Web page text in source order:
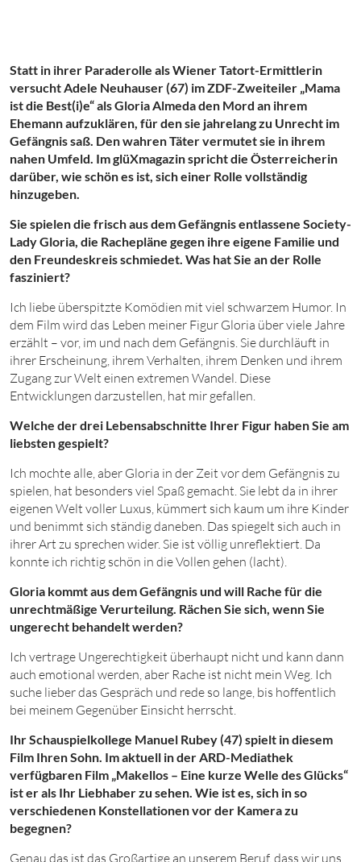
Statt in ihrer Paraderolle als WienerTatort-Ermittlerin
versucht Adele Neuhauser (67) im ZDF-Zweiteiler „Mama
ist die Best(i)e“ als Gloria Almeda den Mord an ihrem
Ehemann aufzuklären, für den sie jahrelang zu Unrecht im
Gefängnis saß. Den wahren Täter vermutet sie in ihrem
nahen Umfeld. ImglüXmagazinspricht die Österreicherin
darüber, wie schön es ist, sich einer Rolle vollständig
hinzugeben.
Sie spielen die frisch aus dem Gefängnis entlassene Society-
Lady Gloria, die Rachepläne gegen ihre eigene Familie und
den Freundeskreis schmiedet. Was hat Sie an der Rolle
fasziniert?
Ich liebe überspitzte Komödien mit viel schwarzem Humor. In
dem Film wird das Leben meiner Figur Gloria über viele Jahre
erzählt – vor, im und nach dem Gefängnis. Sie durchläuft in
ihrer Erscheinung, ihrem Verhalten, ihrem Denken und ihrem
Zugang zur Welt einen extremen Wandel. Diese
Entwicklungen darzustellen, hat mir gefallen.
Welche der drei Lebensabschnitte Ihrer Figur haben Sie am
liebsten gespielt?
Ich mochte alle, aber Gloria in der Zeit vor dem Gefängnis zu
spielen, hat besonders viel Spaß gemacht. Sie lebt da in ihrer
eigenen Welt voller Luxus, kümmert sich kaum um ihre Kinder
und benimmt sich ständig daneben. Das spiegelt sich auch in
ihrer Art zu sprechen wider. Sie ist völlig unreflektiert. Da
konnte ich richtig schön in die Vollen gehen (lacht)
Gloria kommt aus dem Gefängnis und will Rache für die
unrechtmäßige Verurteilung. Rächen Sie sich, wenn Sie
ungerecht behandelt werden?
Ich vertrage Ungerechtigkeit überhaupt nicht und kann dann
auch emotional werden, aber Rache ist nicht mein Weg. Ich
suche lieber das Gespräch und rede so lange, bis hoffentlich
bei meinem Gegenüber Einsicht herrscht.
Ihr Schauspielkollege Manuel Rubey (47) spielt in diesem
Film Ihren Sohn. Im aktuell in der ARD-Mediathek
verfügbaren Film „Makellos – Eine kurze Welle des Glücks“
ist er als Ihr Liebhaber zu sehen. Wie ist es, sich in so
verschiedenen Konstellationen vor der Kamera zu
begegnen?
Genau das ist das Großartige an unserem Beruf, dass wir uns